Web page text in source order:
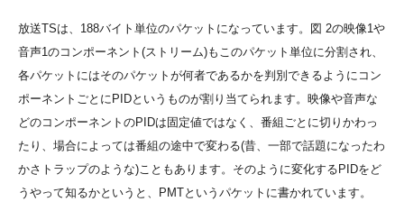
放送TSは、188バイト単位のパケットになっています。図 2の映像1や
音声1のコンポーネント(ストリーム)もこのパケット単位に分割され、
各パケットにはそのパケットが何者であるかを判別できるようにコン
ポーネントごとにPIDというものが割り当てられます。映像や音声な
どのコンポーネントのPIDは固定値ではなく、番組ごとに切りかわっ
たり、場合によっては番組の途中で変わる(昔、一部で話題になったわ
かさトラップのような)こともあります。そのように変化するPIDをど
うやって知るかというと、PMTというパケットに書かれています。